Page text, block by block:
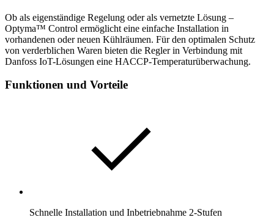
Ob als eigenständige Regelung oder als vernetzte Lösung –
Optyma™ Control ermöglicht eine einfache Installation in
vorhandenen oder neuen Kühlräumen. Für den optimalen Schutz
von verderblichen Waren bieten die Regler in Verbindung mit
Danfoss IoT-Lösungen eine HACCP-Temperaturüberwachung.
Funktionen und Vorteile
Schnelle Installation und Inbetriebnahme 2-Stufen